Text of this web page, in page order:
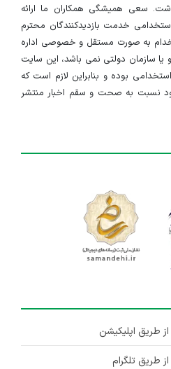
سعی همیشگی همکاران ما ارائه
خدمت بازدیدکنندگان محترم
به صورت مستقل و خصوصی اداره
سازمان دولتی نمی باشد، این سایت
بوده و بنابراین لازم است که
نسبت به صحت و سقم اخبار منتشر
طریق اپلیکیشن
طریق تلگرام